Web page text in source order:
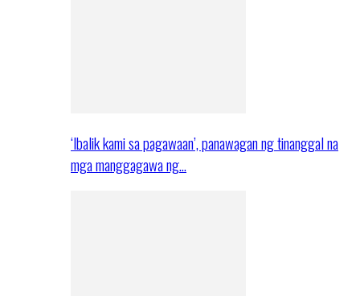
‘Ibalik kami sa pagawaan’, panawagan ng tinanggal na
mga manggagawa ng…